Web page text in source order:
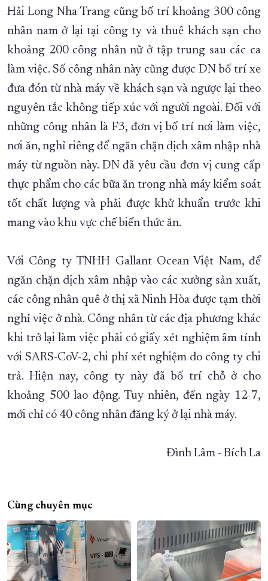
Hải Long Nha Trang cũng bố trí khoảng 300 công
nhân nam ở lại tại công ty và thuê khách sạn cho
khoảng 200 công nhân nữ ở tập trung sau các ca
làm việc. Số công nhân này cũng được DN bố trí xe
đưa đón từ nhà máy về khách sạn và ngược lại theo
nguyên tắc không tiếp xúc với người ngoài. Đối với
những công nhân là F3, đơn vị bố trí nơi làm việc,
nơi ăn, nghỉ riêng để ngăn chặn dịch xâm nhập nhà
máy từ nguồn này. DN đã yêu cầu đơn vị cung cấp
thực phẩm cho các bữa ăn trong nhà máy kiểm soát
tốt chất lượng và phải được khử khuẩn trước khi
mang vào khu vực chế biến thức ăn.
Với Công ty TNHH Gallant Ocean Việt Nam, để
ngăn chặn dịch xâm nhập vào các xưởng sản xuất,
các công nhân quê ở thị xã Ninh Hòa được tạm thời
nghỉ việc ở nhà. Công nhân từ các địa phương khác
khi trở lại làm việc phải có giấy xét nghiệm âm tính
với SARS-CoV-2, chi phí xét nghiệm do công ty chi
trả. Hiện nay, công ty này đã bố trí chỗ ở cho
khoảng 500 lao động. Tuy nhiên, đến ngày 12-7,
mới chỉ có 40 công nhân đăng ký ở lại nhà máy.
Đình Lâm - Bích La
Cùng chuyên mục